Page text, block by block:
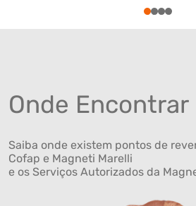
1234
Onde Encontrar
Saiba onde existem pontos de
Cofap e Magneti Marelli
e os Serviços Autorizados da